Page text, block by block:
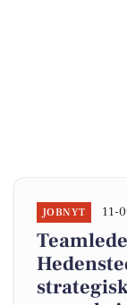
JOBNYT 11-